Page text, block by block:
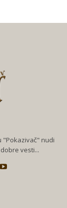
"Pokazivač" nudi
vesti...